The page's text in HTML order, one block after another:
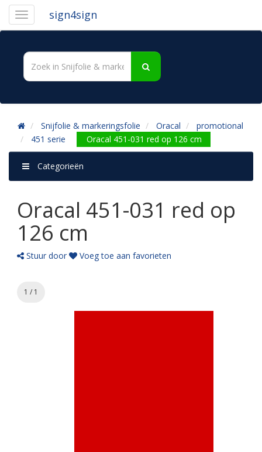
sign4sign
Snijfolie & markeringsfolie Oracal
promotional
451 serie
Oracal 451-031 red op 126 cm
Categorieën
Oracal 451-031 red op
126 cm
Stuur door Voeg toe aan favorieten
1 / 1